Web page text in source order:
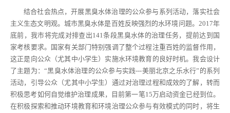
结合社会热点，开展黑臭水体治理的公众参与系列活动，落实社会
主义生态文明观。城市黑臭水体是百姓反映强烈的水环境问题。2017年
底前，我市将完成对排查出141条段黑臭水体的治理任务，提前达到国
家考核要求。国家有关部门特别强调了整个过程注重百姓的监督作用，
这正是向公众（尤其中小学生）实施水环境教育的良好时机。我会设计
了主题为：“黑臭水体治理的公众参与实践---美丽北京之乐水行”的系列
活动，引导公众（尤其中小学生）通过对治理过程和成效的了解，转而
积极思考如何自觉维护治理成果，目前第一笔15万启动资金已经到位。
在积极探索和推动环境教育和环境治理公众参与有效模式的同时，将生